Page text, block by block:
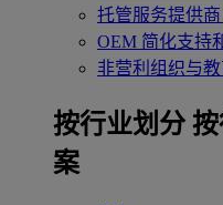
托管服务提供商
OEM 简化支持
非营利组织与
‌按行业划分
案